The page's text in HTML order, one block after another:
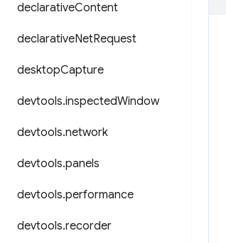
declarativeContent
declarativeNetRequest
desktopCapture
devtools.inspectedWindow
devtools.network
devtools.panels
devtools.performance
devtools.recorder